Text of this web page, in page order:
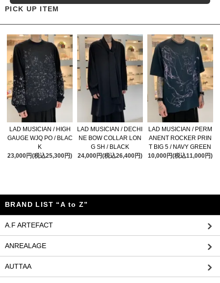
PICK UP ITEM
LAD MUSICIAN / HIGH
GAUGE WJQ PO / BLAC
K
23,000円(税込25,300円)
LAD MUSICIAN / DECHI
NE BOW COLLAR LON
G SH / BLACK
24,000円(税込26,400円)
LAD MUSICIAN / PERM
ANENT ROCKER PRIN
T BIG 5 / NAVY GREEN
10,000円(税込11,000円)
BRAND LIST “A to Z”
A.F ARTEFACT
ANREALAGE
AUTTAA